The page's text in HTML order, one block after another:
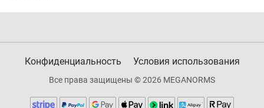
Конфиденциальность Условия использования
Все права защищены © 2026 MEGANORMS